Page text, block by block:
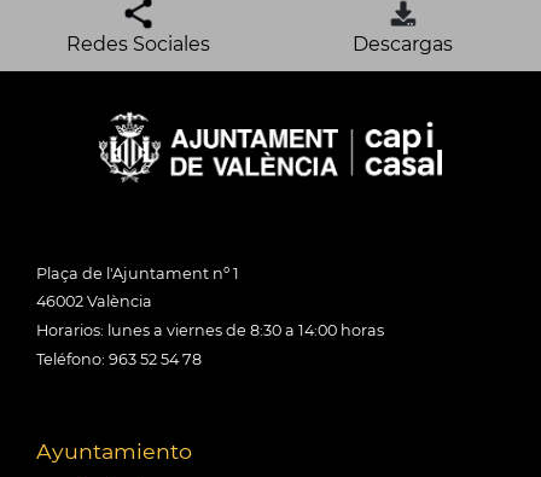
Redes Sociales Descargas
Plaça de l'Ajuntament nº 1
46002 València
Horarios: lunes a viernes de 8:30 a 14:00 horas
Teléfono: 963 52 54 78
Ayuntamiento